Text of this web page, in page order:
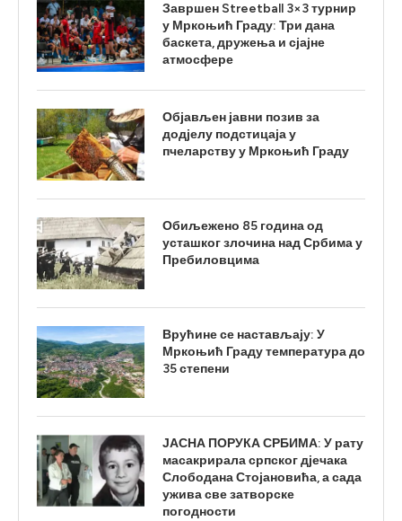
Завршен Streetball 3×3 турнир
у Мркоњић Граду: Три дана
баскета, дружења и сјајне
атмосфере
Објављен јавни позив за
додјелу подстицаја у
пчеларству у Мркоњић Граду
Обиљежено 85 година од
усташког злочина над Србима у
Пребиловцима
Врућине се настављају: У
Мркоњић Граду температура до
35 степени
ЈАСНА ПОРУКА СРБИМА: У рату
масакрирала српског дјечака
Слободана Стојановића, а сада
ужива све затворске
погодности